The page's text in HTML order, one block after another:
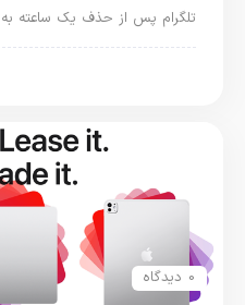
تلگرام پس از حذف یک ساعته
0 دیدگاه